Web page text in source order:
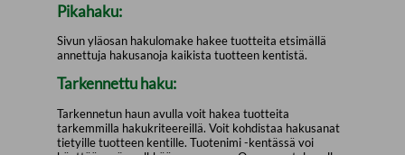
Pikahaku:
Sivun yläosan hakulomake hakee tuotteita etsimällä
annettuja hakusanoja kaikista tuotteen kentistä.
Tarkennettu haku:
Tarkennetun haun avulla voit hakea tuotteita
tarkemmilla hakukriteereillä. Voit kohdistaa hakusanat
tietyille tuotteen kentille. Tuotenimi -kentässä voi